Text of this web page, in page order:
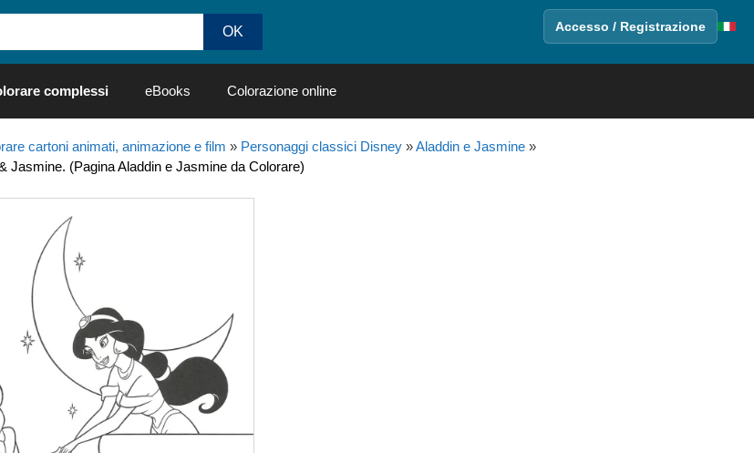
Accesso / Registrazione
complessi eBooks Colorazione online
cartoni animati, animazione e film » Personaggi classici Disney»Aladdin e Jasmine»
Jasmine. (Pagina Aladdin e Jasmine da Colorare)